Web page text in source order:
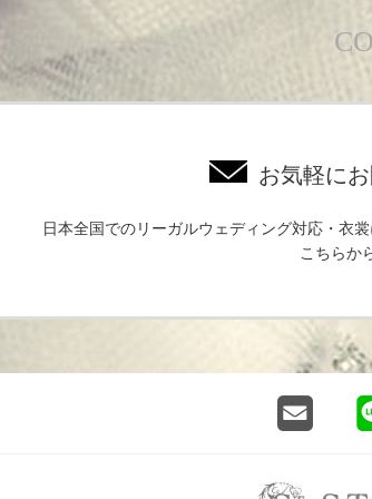
お気軽に
日本全国でのリーガルウェディング対応・衣
こちらか